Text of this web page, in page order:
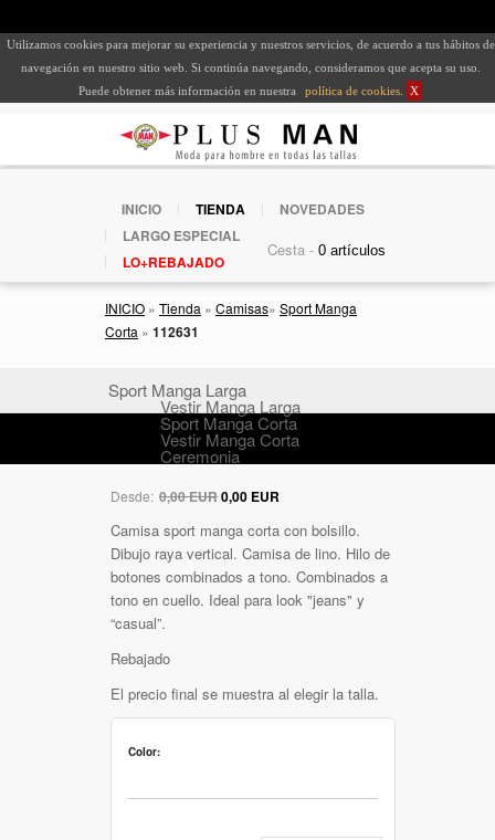
Utilizamos cookies para mejorar su experiencia y nuestros servicios, de acuerdo a tus hábitos de
navegación en nuestro sitio web. Si continúa navegando, consideramos que acepta su uso.
Puede obtener más información en nuestra
política de cookies X
INICIO TIENDA
NOVEDADES
LARGO ESPECIAL
LO+REBAJADO
Cesta -
INICIO » Tienda » Camisas» Sport Manga
Corta » 112631
Sport Manga Larga
Vestir Manga Larga
Sport Manga Corta
Vestir Manga Corta
Ceremonia
Desde: 0,00 EUR0,00 EUR
Camisa sport manga corta con bolsillo.
Dibujo raya vertical. Camisa de lino. Hilo de
botones combinados a tono. Combinados a
tono en cuello. Ideal para look "jeans" y
“casual”.
Rebajado
El precio final se muestra al elegir la talla.
Color: